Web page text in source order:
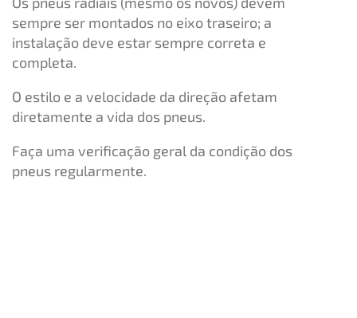
sempre ser montados no eixo traseiro; a
instalação deve estar sempre correta e
completa.
O estilo e a velocidade da direção afetam
diretamente a vida dos pneus.
Faça uma verificação geral da condição dos
pneus regularmente.